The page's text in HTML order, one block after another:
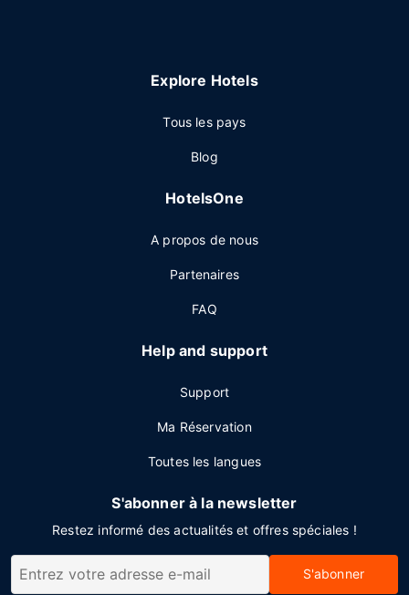
Explore Hotels
Tous les pays
Blog
HotelsOne
A propos de nous
Partenaires
FAQ
Help and support
Support
Ma Réservation
Toutes les langues
S'abonner à la newsletter
Restez informé des actualités et offres spéciales !
S'abonner